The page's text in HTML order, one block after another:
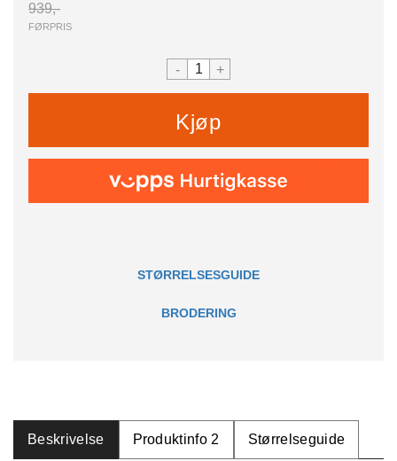
939,-
FØRPRIS
- +
Kjøp
STØRRELSESGUIDE
BRODERING
Beskrivelse Produktinfo 2 Størrelseguide